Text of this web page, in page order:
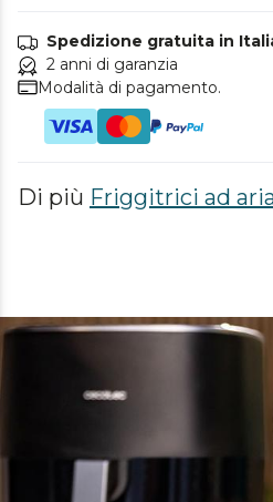
Spedizione gratuita in
2 anni di garanzia
Modalità di pagamento.
Di più Friggitrici ad